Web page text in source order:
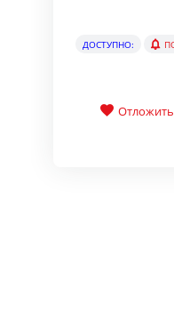
ДОСТУПНО:
Отложить